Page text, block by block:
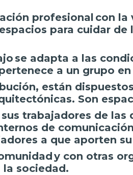
profesional con
para cuidar
se adapta a las
a un grupo
están
Son
trabajadores de las
de
a que aporten
y con otras
sociedad.